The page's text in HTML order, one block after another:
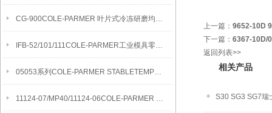
CG-900COLE-PARMER 叶片式冷冻研磨均质机
IFB-52/101/111COLE-PARMER工业模具零件清洁流化沙浴
05053系列COLE-PARMER STABLETEMP真空烘箱
11124-07/MP40/11124-06COLE-PARMER SYMMETRY MB水分测定天平
上一篇： 9652-10D
下一篇： 6367-10D/
返回列表>>
相关产品
S30 SG3 SG7瑞